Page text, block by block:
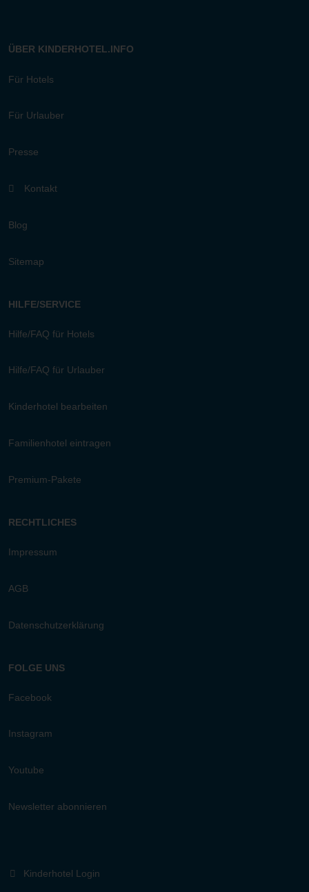
ÜBER KINDERHOTEL.INFO
Für Hotels
Für Urlauber
Presse
Kontakt
Blog
Sitemap
HILFE/SERVICE
Hilfe/FAQ für Hotels
Hilfe/FAQ für Urlauber
Kinderhotel bearbeiten
Familienhotel eintragen
Premium-Pakete
RECHTLICHES
Impressum
AGB
Datenschutzerklärung
FOLGE UNS
Facebook
Instagram
Youtube
Newsletter abonnieren
Kinderhotel Login